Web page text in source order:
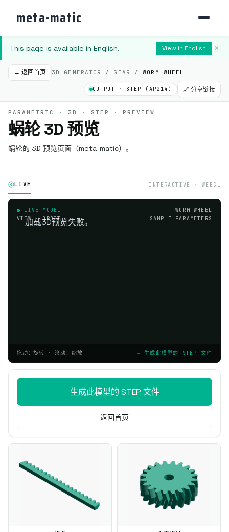
meta-matic
This page is available in English. View in English ×
← 返回首页 3D GENERATOR / GEAR /WORM WHEEL
OUTPUT · STEP (AP214) 🔗 分享链接
PARAMETRIC · 3D · STEP · PREVIEW
蜗轮 3D 预览
蜗轮的 3D 预览页面（meta-matic）。
LIVE INTERACTIVE · WEBGL
● LIVE MODEL
VIEW · ORBIT
WORM WHEEL
SAMPLE PARAMETERS
加载3D预览失败。
拖动：旋转 · 滚动：缩放 ← 生成此模型的 STEP 文件
生成此模型的 STEP 文件
返回首页